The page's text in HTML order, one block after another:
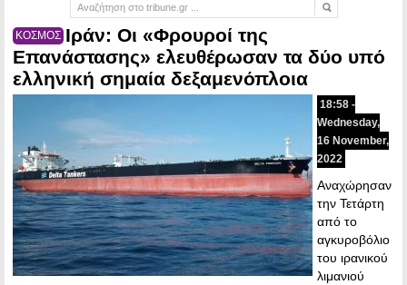
ΚΟΣΜΟΣ Ιράν: Οι «Φρουροί της
Επανάστασης» ελευθέρωσαν τα δύο υπό
ελληνική σημαία δεξαμενόπλοια
18:58 -
Wednesday,
16 November,
2022
Αναχώρησαν
την Τετάρτη
από το
αγκυροβόλιο
του ιρανικού
λιμανιού